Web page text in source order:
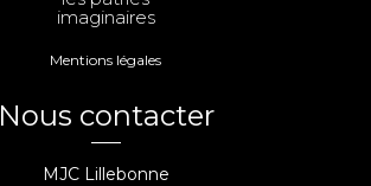
imaginaires
Mentions légales
Nous contacter
MJC Lillebonne